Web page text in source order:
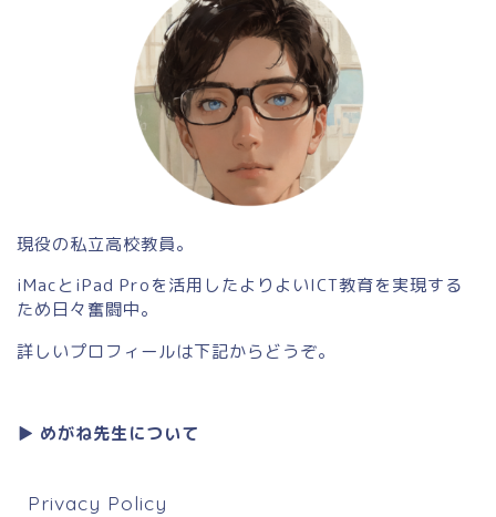
現役の私立高校教員。
iMacとiPad Proを活用したよりよいICT教育を実現する
ため日々奮闘中。
詳しいプロフィールは下記からどうぞ。
▶︎ めがね先生について
Privacy Policy